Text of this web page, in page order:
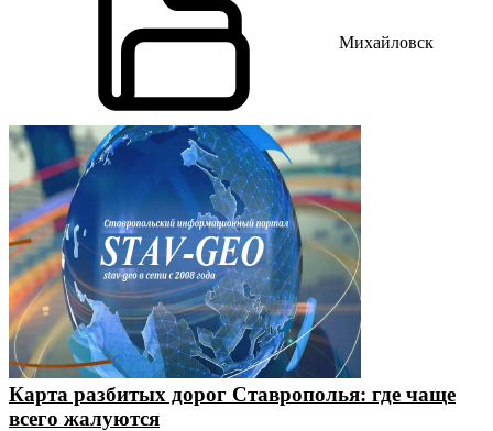
Михайловск
Карта разбитых дорог Ставрополья: где чаще
всего жалуются